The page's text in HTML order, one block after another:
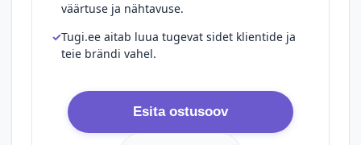
väärtuse ja nähtavuse.
Tugi.ee aitab luua tugevat sidet klientide ja
teie brändi vahel.
Esita ostusoov